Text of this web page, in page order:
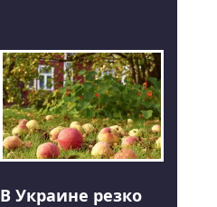
В Украине резко